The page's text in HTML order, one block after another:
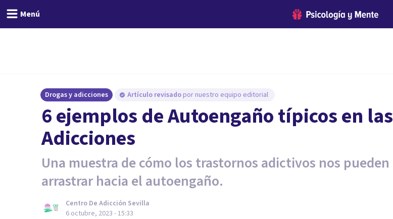
Menú
Drogas y adicciones Artículo revisado por nuestro equipo editorial
6 ejemplos de Autoengaño típicos en las
Adicciones
Una muestra de cómo los trastornos adictivos nos pueden
arrastrar hacia el autoengaño.
Centro De Adicción Sevilla
6 octubre, 2023 - 15:33